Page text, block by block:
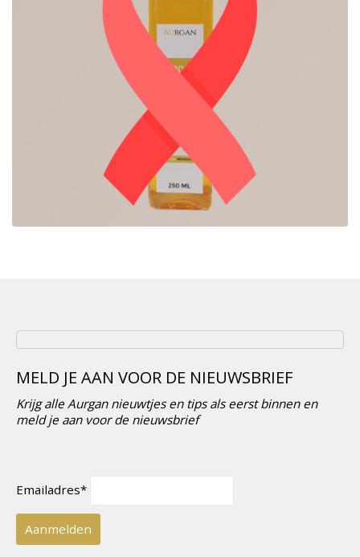
MELD JE AAN VOOR DE NIEUWSBRIEF
Krijg alle Aurgan nieuwtjes en tips als eerst binnen en
meld je aan voor de nieuwsbrief
Emailadres*